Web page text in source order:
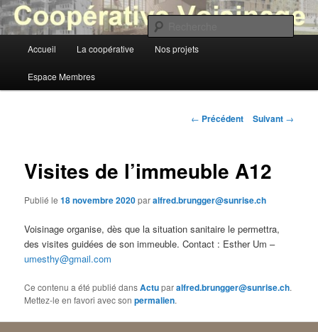
Aller
au
contenu
principalCoopérative Voisinage
Accueil La coopérative Nos projets
Espace Membres
Navigation
← Précédent Suivant →
Visites de l’immeuble A12
Publié le18 novembre 2020paralfred.brungger@sunrise.ch
Voisinage organise, dès que la situation sanitaire le permettra,
des visites guidées de son immeuble. Contact : Esther Um –
umesthy@gmail.com
Ce contenu a été publié dansActuparalfred.brungger@sunrise.ch.
Mettez-le en favori avec sonpermalien.